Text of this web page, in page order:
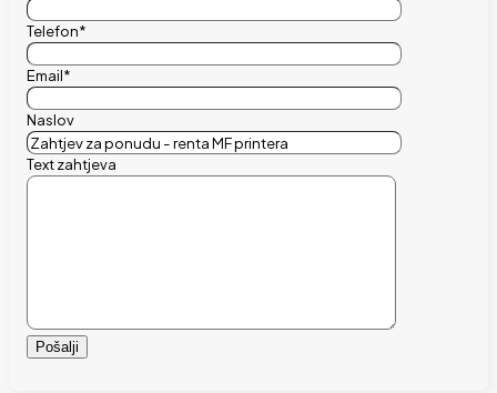
Telefon*
Email*
Naslov
Text zahtjeva